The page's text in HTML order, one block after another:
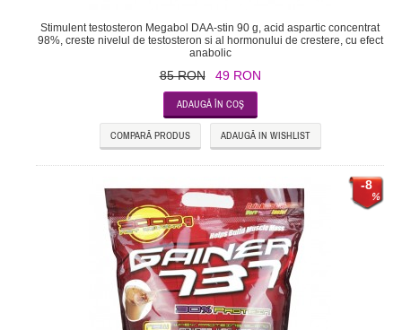
Stimulent testosteron Megabol DAA-stin 90 g, acid aspartic concentrat
98%, creste nivelul de testosteron si al hormonului de crestere, cu efect
anabolic
85 RON 49 RON
COMPARĂ PRODUS ADAUGĂ IN WISHLIST
-8